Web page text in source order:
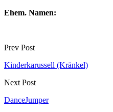
Ehem. Namen:
Prev Post
Kinderkarussell (Kränkel)
Next Post
DanceJumper